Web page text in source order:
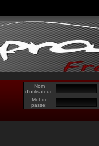
Nom
d’utilisateur:
Mot de
passe: